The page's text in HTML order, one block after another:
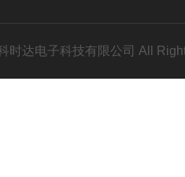
时达电子科技有限公司 All